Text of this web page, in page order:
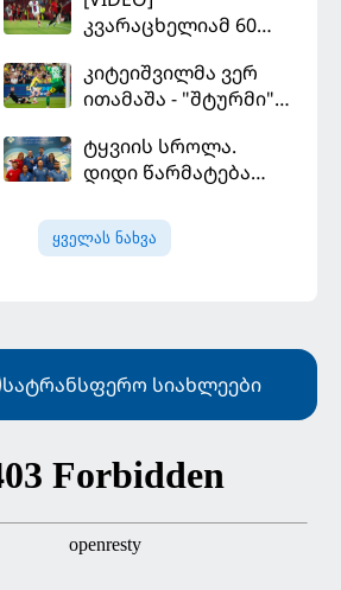
კვარაცხელიამ 60
სეზონის პირველ
მატჩში
დამარცხდა
კიტეიშვილმა ვერ
ითამაშა - "შტურმი"
"ფენერბაჰჩესთან"
დამარცხდა
ტყვიის სროლა.
დიდი წარმატება
ყველას ნახვა
სატრანსფერო სიახლეები